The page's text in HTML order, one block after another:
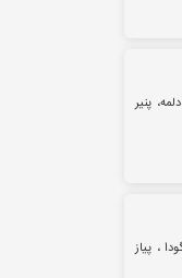
پنیر
گودا ، پیاز